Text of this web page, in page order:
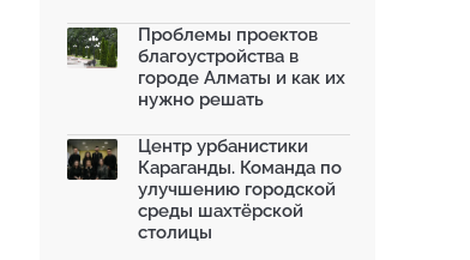
МЧС усилило мониторинг рек и
моренных озер после ...
02.07.2026
На общественных слушаниях
30.06.2026
На слушаниях по корректировке
СЭО Генплана Алматы...
30.06.2026
Проблемы проектов
благоустройства в
городе Алматы и как их
нужно решать
Центр урбанистики
Караганды. Команда по
улучшению городской
среды шахтёрской
столицы